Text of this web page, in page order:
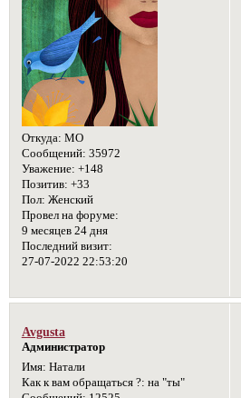
Откуда: МО
Сообщений: 35972
Уважение: +148
Позитив: +33
Пол: Женский
Провел на форуме:
9 месяцев 24 дня
Последний визит:
27-07-2022 22:53:20
Avgusta
Администратор
Имя: Натали
Как к вам обращаться ?: на "ты"